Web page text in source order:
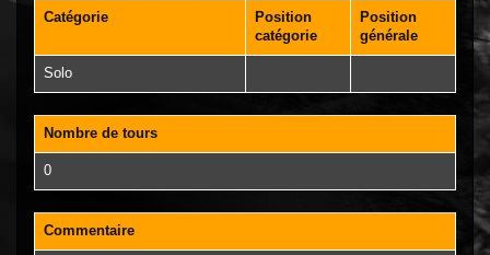
Catégorie
Position
catégorie
Position
générale
Solo
Nombre de tours
0
Commentaire